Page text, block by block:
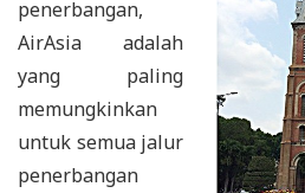
penerbangan,
AirAsia adalah
yang paling
memungkinkan
untuk semua jalur
penerbangan